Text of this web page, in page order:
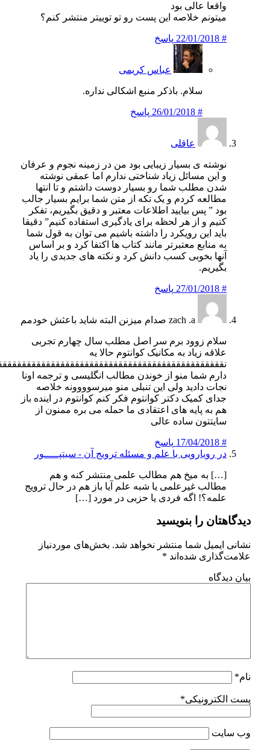
واقعا عالی بود
میتونم خلاصه این پست رو تو توییتر منتشر کنم؟
#
22/01/2018 پاسخ
عباس کریمی
سلام. باذکر منبع اشکالی نداره.
#
26/01/2018 پاسخ
عاقلی
نوشته ی بسیار زیبایی بود من در زمینه نجوم و عرفان
و این مسائل زیاد شناختی ندارم اما عمقی نوشته
شدن مطلب شما رو بسیار دوست داشتم و تا انتها
مطالعه کردم و یک تکه از متن شما برایم بسیار جالب
بود ” پس بیایید اطلاعات معتبر و دقیق بگیریم، تفکر
کنیم و از هر لحظه برای یادگیری استفاده کنیم” دقیقا
باید این رویکرد را داشته باشیم می توان به قول شما
به منابع معتبرتر مانند کتاب ها اکتفا کرد و بر اساس
آنها بخوبی کسب دانش کرد و نکته های جدیدی را یاد
بگیریم.
#
27/01/2018 پاسخ
zach .a صدام میزنن البته شاید باعثش خودمم
سلام زوود برم سر اصل مطلب سال چهارم تجربی
علاقه زیاد به مکانیک کوانتوم حالا یه
نقققققققققققققققققققققققققققققققققققققققققققققققد
دارم شما منو از خوندن مطالب انگلیسی و ترجمه اونا
نجات دادید ولی این تنبلی منو میرسوووونه خلاصه
جدای کمیک دکتر کوانتوم فکر کنم کوانتوم در اینده باز
هم به پایه های اعتقادی ما حمله می بره ممنون از
سایتتون ساده عالی
#
17/04/2018 پاسخ
در رویارویی با علم و مسئله ترویج آن - سیتپـــــور
[…] به میخ هم مطالب علمی منتشر کنه و هم
مطالب غیرعلمی یا شبه علم آیا باز هم در حال ترویج
علمه؟! اگه فردی یا حزبی در مورد […]
دیدگاهتان را بنویسید
نشانی ایمیل شما منتشر نخواهد شد. بخش‌های موردنیاز
علامت‌گذاری شده‌اند*
بیان دیدگاه
نام*
پست الکترونیکی*
وب سایت